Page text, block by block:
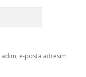
e-posta adresim